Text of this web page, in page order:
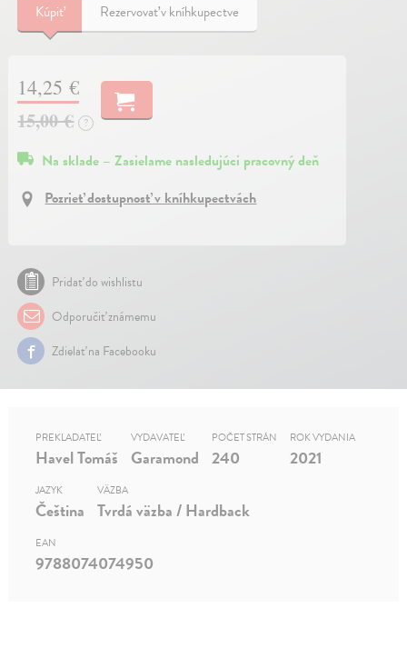
Kúpiť Rezervovať v kníhkupectve
14,25 €
15,00 €
?
Na sklade – Zasielame nasledujúci pracovný deň
Pozrieť dostupnosť v kníhkupectvách
Pridať do wishlistu
Odporučiť známemu
Zdielať na Facebooku
PREKLADATEĽ
Havel Tomáš
VYDAVATEĽ
Garamond
POČET STRÁN
240
ROK VYDANIA
2021
JAZYK
Čeština
VÄZBA
Tvrdá väzba / Hardback
EAN
9788074074950